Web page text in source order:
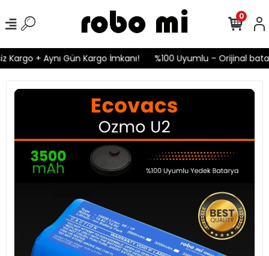
+ Aynı Gün Kargo İmkanı! %100 Uyumlu – Orijinal
0